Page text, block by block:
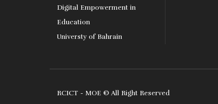
Digital Empowerment in
Education
Universty of Bahrain
RCICT - MOE © All Right Reserved